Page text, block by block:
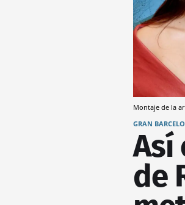
Montaje de la
GRAN
Así
de